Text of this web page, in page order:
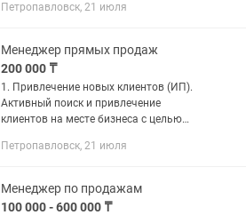
набор на вакансию Менеджера по
Петропавловск, 21 июля
Менеджер прямых продаж
200 000 ₸
1. Привлечение новых клиентов (ИП).
Активный поиск и привлечение
клиентов на месте бизнеса с целью
кредитования. 2. Консультирование и
Петропавловск, 21 июля
Менеджер по продажам
100 000 - 600 000 ₸